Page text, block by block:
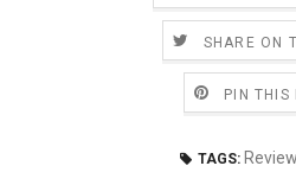
SHARE ON
PIN THIS
TAGS: Review